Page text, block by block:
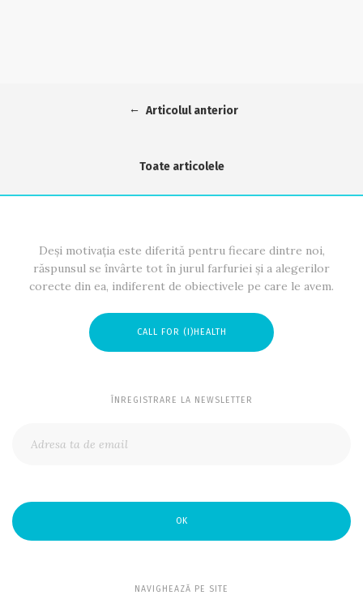
← Articolul anterior
Toate articolele
Deși motivația este diferită pentru fiecare dintre noi,
răspunsul se învârte tot în jurul farfuriei și a alegerilor
corecte din ea, indiferent de obiectivele pe care le avem.
CALL FOR (I)HEALTH
ÎNREGISTRARE LA NEWSLETTER
OK
NAVIGHEAZĂ PE SITE